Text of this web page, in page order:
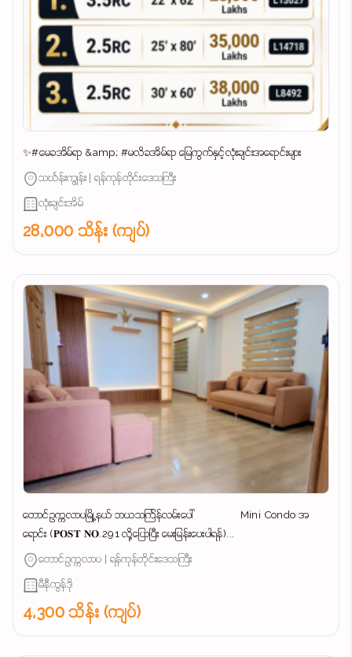
✨#မေခအိမ်ရာ &amp; #မလိခအိမ်ရာ မြေကွက်နှင့်လုံးချင်းအရောင်းများ
သင်္ဃန်းကျွန်း | ရန်ကုန်တိုင်းဒေသကြီး
လုံးချင်းအိမ်
28,000 သိန်း (ကျပ်)
တောင်ဥက္ကလာပမြို့နယ် ဘယသင်္ကြန်လမ်းပေါ် Mini Condo အ
ရောင်း (𝐏𝐎𝐒𝐓 𝐍𝐎.291 လို့ပြောပြီး မေးမြန်းပေးပါရန်)...
တောင်ဥက္ကလာပ | ရန်ကုန်တိုင်းဒေသကြီး
မီနီကွန်ဒို
4,300 သိန်း (ကျပ်)